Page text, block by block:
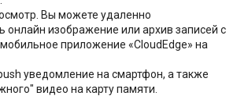
Вы можете удаленно
онлайн изображение или архив записей с
приложение «CloudEdge» на
уведомление на смартфон, а также
видео на карту памяти.